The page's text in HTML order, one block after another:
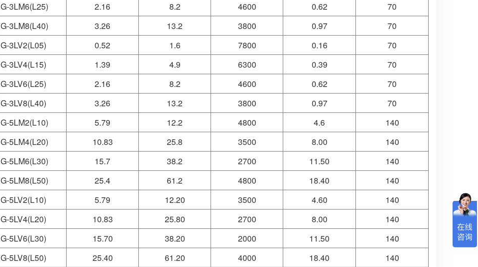
G-3LM6(L25)
2.16 8.2 4600 0.62
70
G-3LM8(L40)
3.26 13.2 3800 0.97
70
G-3LV2(L05)
0.52 1.6 7800 0.16
70
G-3LV4(L15)
1.39 4.9 6300 0.39
70
G-3LV6(L25)
2.16 8.2 4600 0.62
70
G-3LV8(L40)
3.26 13.2 3800 0.97
70
G-5LM2(L10)
5.79 12.2 4800 4.6
140
G-5LM4(L20)
10.83 25.8 3500 8.00
140
G-5LM6(L30)
15.7 38.2 2700 11.50
140
G-5LM8(L50)
25.4 61.2 4800 18.40
140
G-5LV2(L10)
5.79 12.20 3500 4.60
140
G-5LV4(L20)
10.83 25.80 2700 8.00
140
G-5LV6(L30)
15.70 38.20 2000 11.50
140
G-5LV8(L50)
25.40 61.20 4000 18.40
140